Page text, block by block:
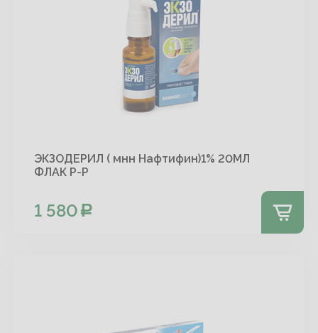
ЭКЗОДЕРИЛ ( мнн Нафтифин)1% 20МЛ
ФЛАК Р-Р
1 580